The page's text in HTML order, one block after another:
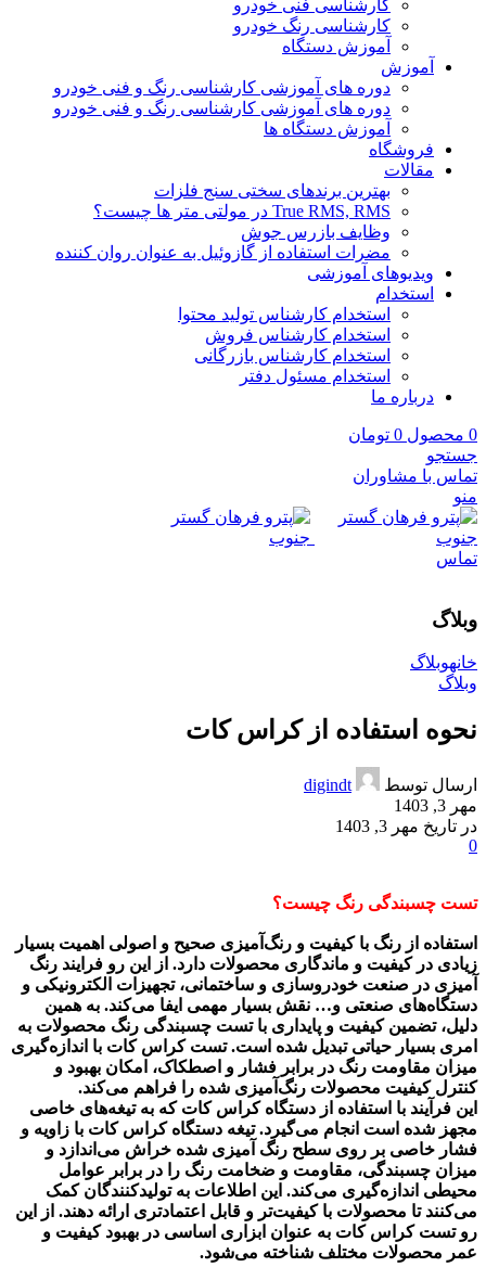
کارشناسی فنی خودرو
کارشناسی رنگ خودرو
آموزش دستگاه
آموزش
دوره های آموزشی کارشناسی رنگ و فنی خودرو
دوره های آموزشی کارشناسی رنگ و فنی خودرو
آموزش دستگاه ها
فروشگاه
مقالات
بهترین برندهای سختی سنج فلزات
True RMS, RMS در مولتی متر ها چیست؟
وظایف بازرس جوش
مضرات استفاده از گازوئیل به عنوان روان کننده
ویدیوهای آموزشی
استخدام
استخدام کارشناس تولید محتوا
استخدام کارشناس فروش
استخدام کارشناس بازرگانی
استخدام مسئول دفتر
درباره ما
0 محصول 0 تومان
جستجو
تماس با مشاوران
منو
تماس
وبلاگ
خانهوبلاگ
وبلاگ
نحوه استفاده از کراس کات
ارسال توسط
digindt
مهر 3, 1403
در تاریخ مهر 3, 1403
0
تست چسبندگی رنگ چیست؟
استفاده از رنگ با کیفیت و رنگ‌آمیزی صحیح و اصولی اهمیت بسیار
زیادی در کیفیت و ماندگاری محصولات دارد. از این رو فرایند رنگ
آمیزی در صنعت خودروسازی و ساختمانی، تجهیزات الکترونیکی و
دستگاه‌های صنعتی و… نقش بسیار مهمی ایفا می‌کند. به همین
دلیل، تضمین کیفیت و پایداری با تست چسبندگی رنگ محصولات به
امری بسیار حیاتی تبدیل شده است. تست کراس کات با اندازه‌گیری
میزان مقاومت رنگ در برابر فشار و اصطکاک، امکان بهبود و
کنترل کیفیت محصولات رنگ‌آمیزی شده را فراهم می‌کند.
این فرآیند با استفاده از دستگاه کراس کات که به تیغه‌های خاصی
مجهز شده است انجام می‌گیرد. تیغه دستگاه کراس کات با زاویه و
فشار خاصی بر روی سطح رنگ آمیزی شده خراش می‌اندازد و
میزان چسبندگی، مقاومت و ضخامت رنگ را در برابر عوامل
محیطی اندازه‌گیری می‌کند. این اطلاعات به تولیدکنندگان کمک
می‌کنند تا محصولات با کیفیت‌تر و قابل اعتماد‌تری ارائه دهند. از این
رو تست کراس کات به عنوان ابزاری اساسی در بهبود کیفیت و
عمر محصولات مختلف شناخته می‌شود.